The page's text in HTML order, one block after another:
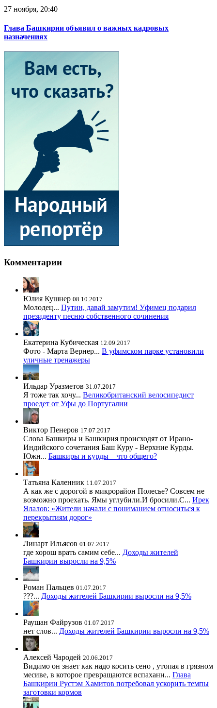
27 ноября, 20:40
Глава Башкирии объявил о важных кадровых
назначениях
Комментарии
Юлия Кушнер 08.10.2017
Молодец... Путин, давай замутим! Уфимец подарил
президенту песню собственного сочинения
Екатерина Кубическая 12.09.2017
Фото - Марта Вернер... В уфимском парке установили
уличные тренажеры
Ильдар Уразметов 31.07.2017
Я тоже так хочу... Великобританский велосипедист
проедет от Уфы до Португалии
Виктор Пенеров 17.07.2017
Слова Башкиры и Башкирия происходят от Ирано-
Индийского сочетания Баш Куру - Верхние Курды.
Южн... Башкиры и курды – что общего?
Татьяна Каленник 11.07.2017
А как же с дорогой в микрорайон Полесье? Совсем не
возможно проехать. Ямы углубили.И бросили.С... Ирек
Ялалов: «Жители начали с пониманием относиться к
перекрытиям дорог»
Линарт Ильясов 01.07.2017
где хорош врать самим себе... Доходы жителей
Башкирии выросли на 9,5%
Роман Пальцев 01.07.2017
???... Доходы жителей Башкирии выросли на 9,5%
Раушан Файрузов 01.07.2017
нет слов... Доходы жителей Башкирии выросли на 9,5%
Алексей Чародей 20.06.2017
Видимо он знает как надо косить сено , утопая в грязном
месиве, в которое превращаются вспаханн... Глава
Башкирии Рустэм Хамитов потребовал ускорить темпы
заготовки кормов